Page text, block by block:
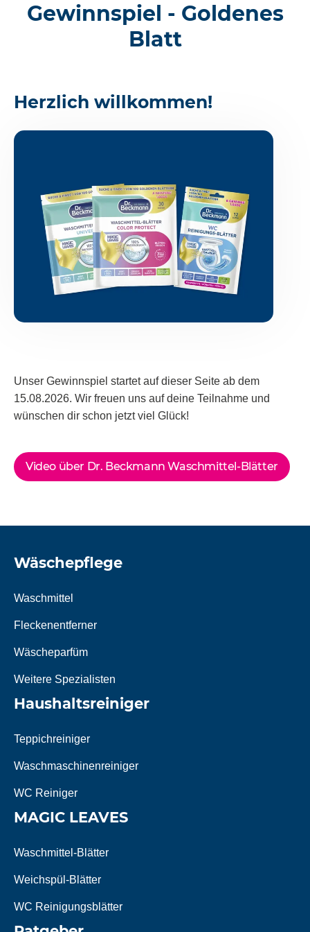
Gewinnspiel - Goldenes
Blatt
Herzlich willkommen!
Unser Gewinnspiel startet auf dieser Seite ab dem
15.08.2026. Wir freuen uns auf deine Teilnahme und
wünschen dir schon jetzt viel Glück!
Video über Dr. Beckmann Waschmittel-Blätter
Wäschepflege
Waschmittel
Fleckenentferner
Wäscheparfüm
Weitere Spezialisten
Haushaltsreiniger
Teppichreiniger
Waschmaschinenreiniger
WC Reiniger
MAGIC LEAVES
Waschmittel-Blätter
Weichspül-Blätter
WC Reinigungsblätter